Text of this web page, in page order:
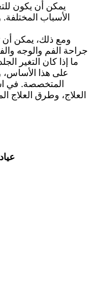
يمكن أن يكون
الأسباب
ومع ذلك، يمكن
جراحة الفم والوجه
ما إذا كان التغير
على هذا الأساس،
المتخصصة. في
العلاج، وطرق العلاج